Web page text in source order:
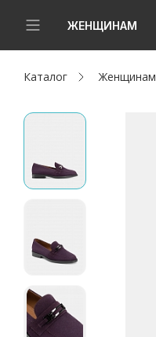
ЖЕНЩИНАМ
Новинки
Женщинам
Мужчинам
Акции / Новости
Каталог Женщинам